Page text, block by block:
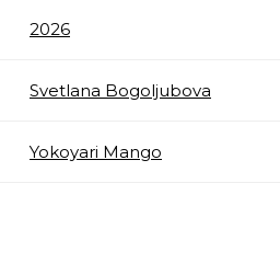
2026
Svetlana Bogoljubova
Yokoyari Mango